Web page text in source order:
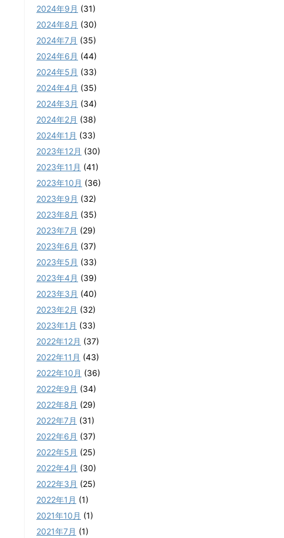
2024年9月 (31)
2024年8月 (30)
2024年7月 (35)
2024年6月 (44)
2024年5月 (33)
2024年4月 (35)
2024年3月 (34)
2024年2月 (38)
2024年1月 (33)
2023年12月 (30)
2023年11月 (41)
2023年10月 (36)
2023年9月 (32)
2023年8月 (35)
2023年7月 (29)
2023年6月 (37)
2023年5月 (33)
2023年4月 (39)
2023年3月 (40)
2023年2月 (32)
2023年1月 (33)
2022年12月 (37)
2022年11月 (43)
2022年10月 (36)
2022年9月 (34)
2022年8月 (29)
2022年7月 (31)
2022年6月 (37)
2022年5月 (25)
2022年4月 (30)
2022年3月 (25)
2022年1月 (1)
2021年10月 (1)
2021年7月 (1)